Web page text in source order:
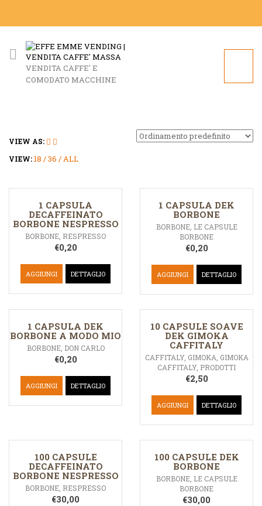
VENDITA CAFFE' E
COMODATO MACCHINE
VIEW AS:
VIEW:18 36 ALL
1 CAPSULA
DECAFFEINATO
BORBONE NESPRESSO
BORBONE RESPRESSO
€0,20
AGGIUNGI DETTAGLIO
1 CAPSULA DEK
BORBONE
BORBONE, LE CAPSULE
BORBONE
€0,20
AGGIUNGI DETTAGLIO
1 CAPSULA DEK
BORBONE A MODO MIO
BORBONE, DON CARLO
€0,20
AGGIUNGI DETTAGLIO
10 CAPSULE SOAVE
DEK GIMOKA
CAFFITALY
CAFFITALY, GIMOKA GIMOKA
CAFFITALY, PRODOTTI
€2,50
AGGIUNGI DETTAGLIO
100 CAPSULE
DECAFFEINATO
BORBONE NESPRESSO
BORBONE RESPRESSO
€30,00
100 CAPSULE DEK
BORBONE
BORBONE, LE CAPSULE
BORBONE
€30,00